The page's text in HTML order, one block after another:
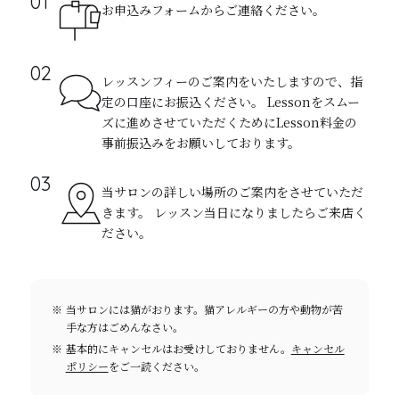
お申込みフォームからご連絡ください。
レッスンフィーのご案内をいたしますので、指
定の口座にお振込ください。 Lessonをスムー
ズに進めさせていただくためにLesson料金の
事前振込みをお願いしております。
当サロンの詳しい場所のご案内をさせていただ
きます。 レッスン当日になりましたらご来店く
ださい。
当サロンには猫がおります。猫アレルギーの方や動物が苦
手な方はごめんなさい。
基本的にキャンセルはお受けしておりません。 キャンセル
ポリシーをご一読ください。